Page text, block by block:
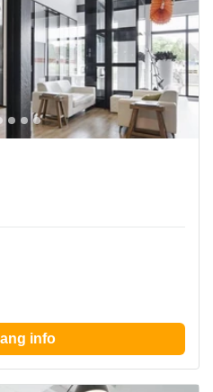
Zoom
info